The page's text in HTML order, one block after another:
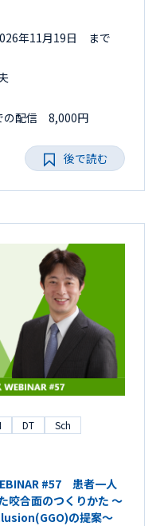
年11月19日 まで
の配信 8,000円
後で読む
DT Sch
#57 患者一人
咬合面のつくりかた ～
の提案～